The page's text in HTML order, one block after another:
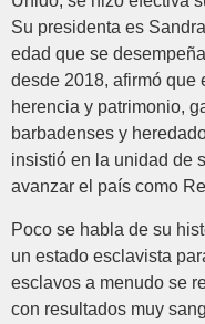
Su presidenta es
edad que se
desde 2018, afirmó que
herencia y patrimonio,
barbadenses y
insistió en la unidad de
avanzar el país como
Poco se habla de su
un estado esclavista
esclavos a menudo se
con resultados muy